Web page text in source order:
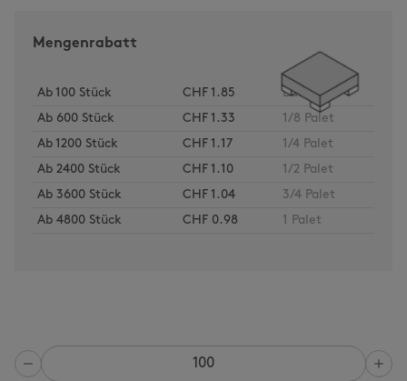
Mengenrabatt
Ab 100 Stück CHF 1.85
Bund
Ab 600 Stück CHF 1.33
1/8 Palet
Ab 1200 Stück CHF 1.17
1/4 Palet
Ab 2400 Stück CHF 1.10
1/2 Palet
Ab 3600 Stück CHF 1.04
3/4 Palet
Ab 4800 Stück CHF 0.98 1 Palet
Anzahl